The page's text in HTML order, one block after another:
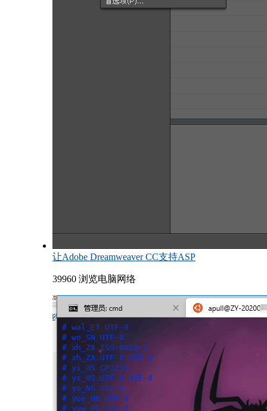
让Adobe Dreamweaver CC支持ASP
39960 浏览电脑网络